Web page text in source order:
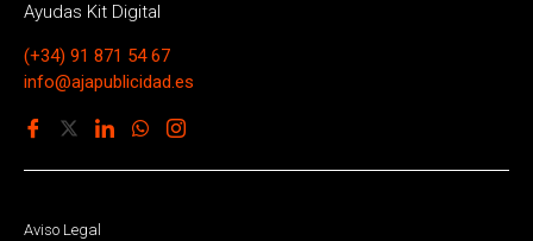
Ayudas Kit Digital
(+34) 91 871 54 67
info@ajapublicidad.es
Aviso Legal